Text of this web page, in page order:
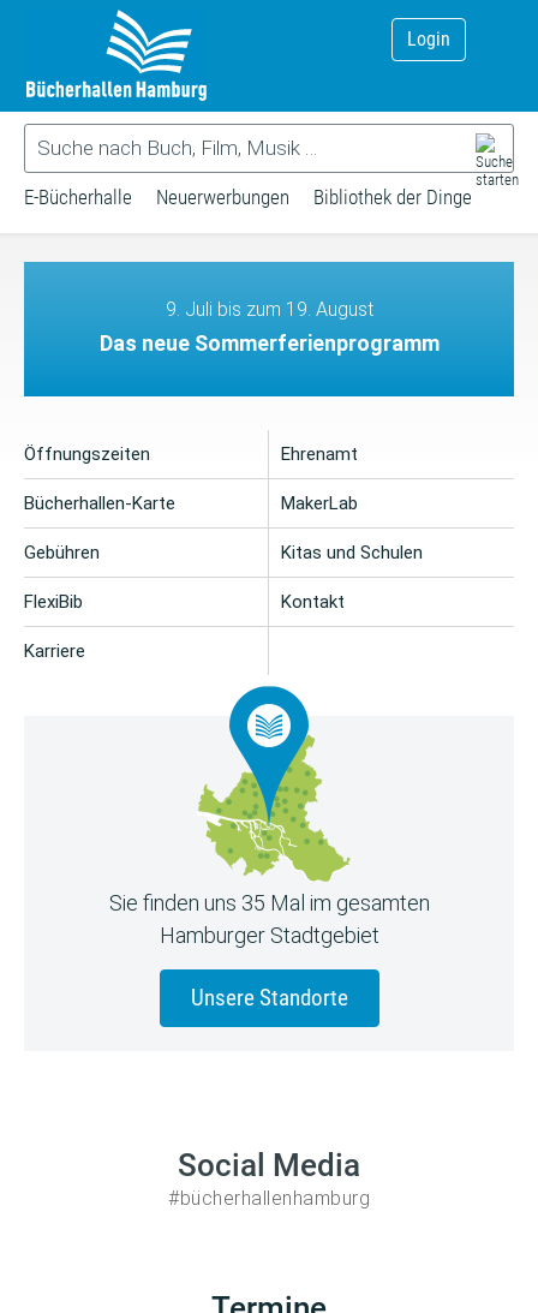
Login
E-Bücherhalle Neuerwerbungen Bibliothek der Dinge
9. Juli bis zum 19. August
Das neue Sommerferienprogramm
Öffnungszeiten
Bücherhallen-Karte
Gebühren
FlexiBib
Karriere
Ehrenamt
MakerLab
Kitas und Schulen
Kontakt
Sie finden uns 35 Mal im gesamten
Hamburger Stadtgebiet
Unsere Standorte
Social Media
#bücherhallenhamburg